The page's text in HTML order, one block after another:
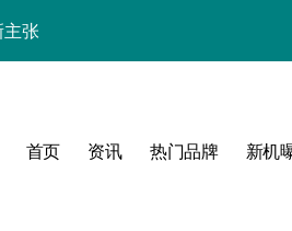
主张
慧之选
首页 资讯 热门品牌 新机